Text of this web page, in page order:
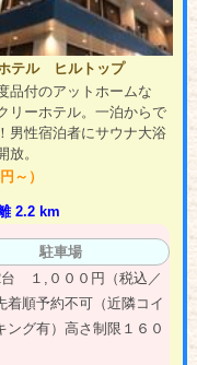
テル ヒルトップ
品付のアットホームな
リーホテル。一泊からで
男性宿泊者にサウナ大浴
放。
～）
2.2 km
駐車場
１,０００円（税込／
順予約不可（近隣コイ
ング有）高さ制限１６０